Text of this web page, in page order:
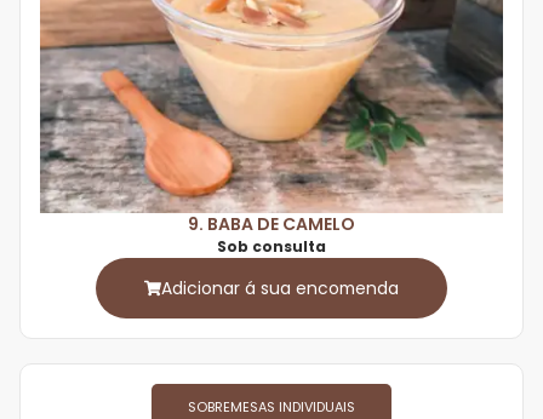
9. BABA DE CAMELO
Sob consulta
Adicionar á sua encomenda
SOBREMESAS INDIVIDUAIS